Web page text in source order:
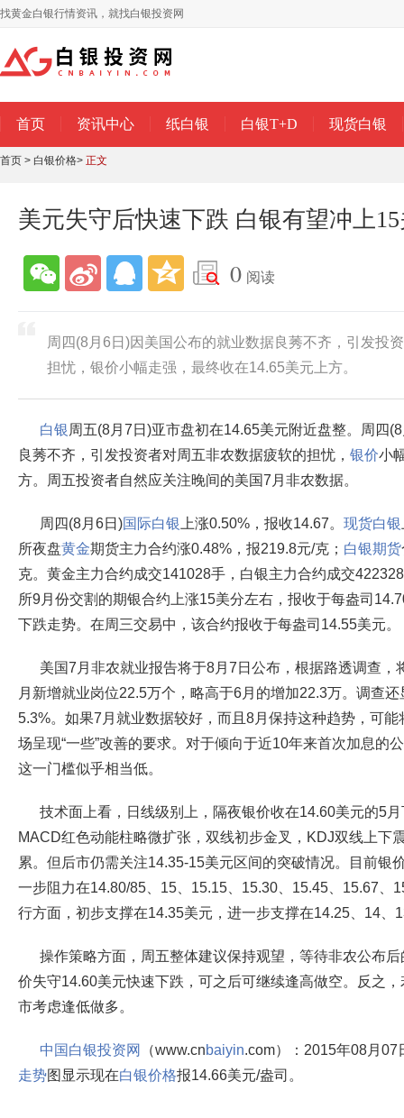
找黄金白银行情资讯，就找白银投资网
首页 资讯中心 纸白银 白银T+D 现货白银
首页 > 白银价格> 正文
美元失守后快速下跌 白银有望冲上
0 阅读
周四(8月6日)因美国公布的就业数据良莠不齐，引发投
担忧，银价小幅走强，最终收在14.65美元上方。
白银 周五(8月7日)亚市盘初在14.65美元附近盘整。周四
良莠不齐，引发投资者对周五非农数据疲软的担忧， 银价小
方。周五投资者自然应关注晚间的美国7月非农数据。
周四(8月6日)国际白银 上涨0.50%，报收14.67。 现货白银
所夜盘黄金期货主力合约涨0.48%，报219.8元/克； 白银期货
克。黄金主力合约成交141028手，白银主力合约成交
所9月份交割的期银合约上涨15美分左右，报收于每盎司
下跌走势。在周三交易中，该合约报收于每盎司14.55美元。
美国7月非农就业报告将于8月7日公布，根据路透调查，
月新增就业岗位22.5万个，略高于6月的增加22.3万。调查
5.3%。如果7月就业数据较好，而且8月保持这种趋势，可
场呈现“一些”改善的要求。对于倾向于近10年来首次加息的
这一门槛似乎相当低。
技术面上看，日线级别上，隔夜银价收在14.60美元的5
MACD红色动能柱略微扩张，双线初步金叉，KDJ双线上下
累。但后市仍需关注14.35-15美元区间的突破情况。目前银
一步阻力在14.80/85、15、15.15、15.30、15.45、15.67、
行方面，初步支撑在14.35美元，进一步支撑在14.25、14、
操作策略方面，周五整体建议保持观望，等待非农公布
价失守14.60美元快速下跌，可之后可继续逢高做空。反之
市考虑逢低做多。
中国白银投资网 （www.cnbaiyin.com）：2015年08月07
走势图显示现在白银价格报14.66美元/盎司。